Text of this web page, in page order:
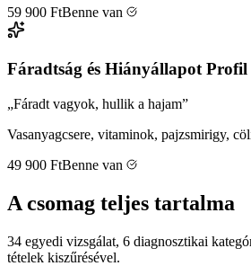
59 900 FtBenne van
Fáradtság és Hiányállapot Profil
„Fáradt vagyok, hullik a hajam”
Vasanyagcsere, vitaminok, pajzsmirigy,
49 900 FtBenne van
A csomag teljes tartalma
34 egyedi vizsgálat, 6 diagnosztikai
tételek kiszűrésével.